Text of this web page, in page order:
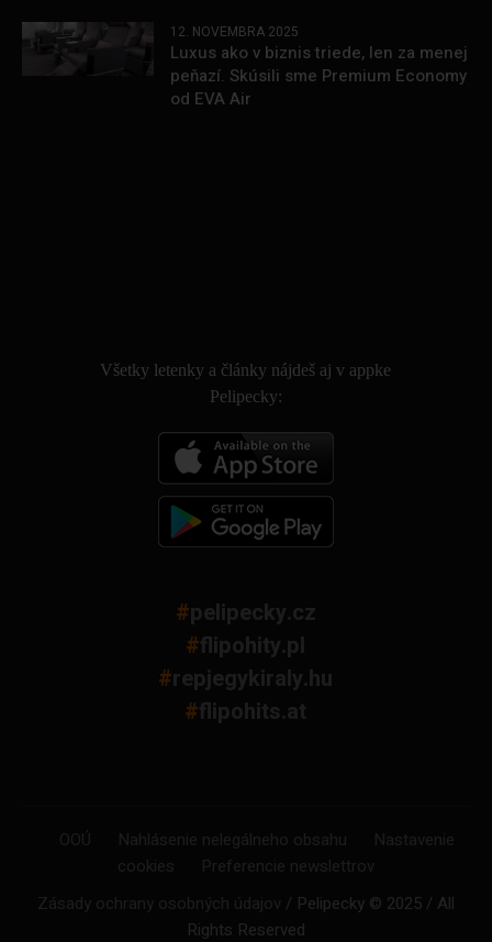
12. NOVEMBRA 2025
Luxus ako v biznis triede, len za menej
peňazí. Skúsili sme Premium Economy
od EVA Air
Všetky letenky a články nájdeš aj v appke
Pelipecky:
#pelipecky.cz
#flipohity.pl
#repjegykiraly.hu
#flipohits.at
OOÚ Nahlásenie nelegálneho obsahu
Nastavenie
cookies
Preferencie newslettrov
Zásady ochrany osobných údajov / Pelipecky © 2025 / All
Rights Reserved